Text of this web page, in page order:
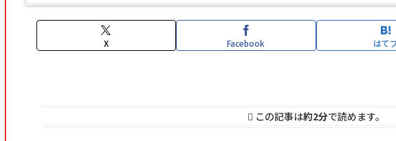
X Facebook はて
この記事は約2分で読めます。